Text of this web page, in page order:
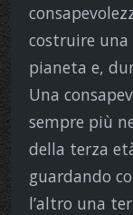
costruire una
pianeta e,
Una
sempre più
della terza
guardando
l’altro una